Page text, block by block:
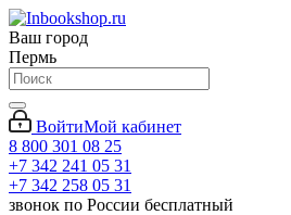
Ваш город
Пермь
ВойтиМой кабинет
8 800 301 08 25
+7 342 241 05 31
+7 342 258 05 31
звонок по России бесплатный